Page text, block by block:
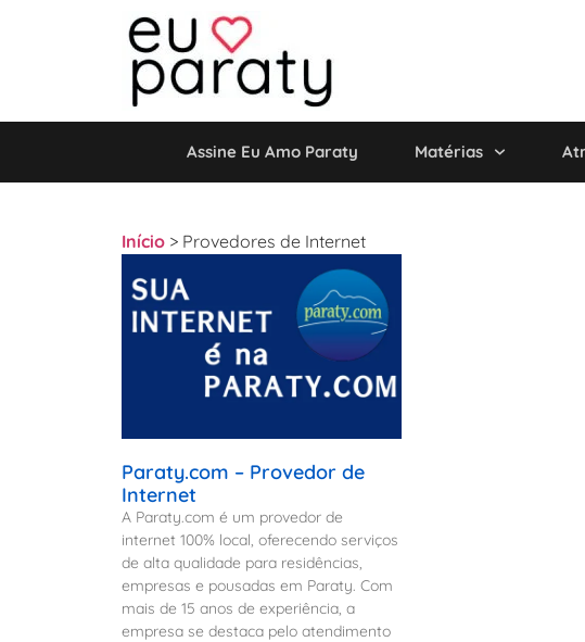
Assine Eu Amo Paraty Matérias
Início > Provedores de Internet
Paraty.com – Provedor de
Internet
A Paraty.com é um provedor de
internet 100% local, oferecendo serviços
de alta qualidade para residências,
empresas e pousadas em Paraty. Com
mais de 15 anos de experiência, a
empresa se destaca pelo atendimento